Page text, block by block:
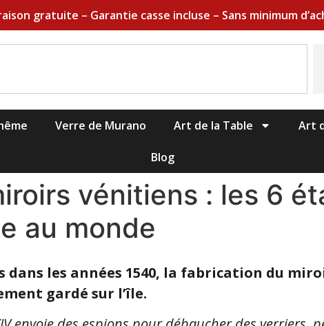
gratuite – Garantie casse incluse – Sans minimum
Verre de Murano Art de la Table Art
Blog
vénitiens : les 6
au monde
dans les années 1540, la fabrication du
gardé sur l’île.